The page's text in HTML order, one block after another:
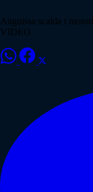
Anguissa scalda i
VIDEO